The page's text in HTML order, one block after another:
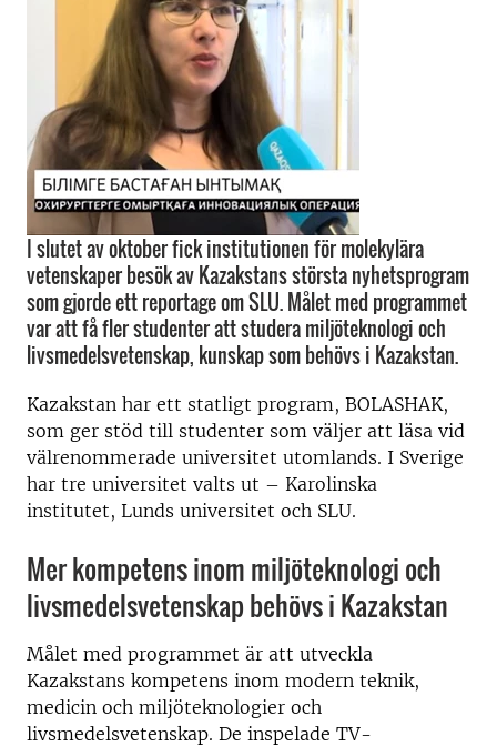
I slutet av oktober fick institutionen för molekylära
vetenskaper besök av Kazakstans största nyhetsprogram
som gjorde ett reportage om SLU. Målet med programmet
var att få fler studenter att studera miljöteknologi och
livsmedelsvetenskap, kunskap som behövs i Kazakstan.
Kazakstan har ett statligt program, BOLASHAK,
som ger stöd till studenter som väljer att läsa vid
välrenommerade universitet utomlands. I Sverige
har tre universitet valts ut – Karolinska
institutet, Lunds universitet och SLU.
Mer kompetens inom miljöteknologi och
livsmedelsvetenskap behövs i Kazakstan
Målet med programmet är att utveckla
Kazakstans kompetens inom modern teknik,
medicin och miljöteknologier och
livsmedelsvetenskap. De inspelade TV-